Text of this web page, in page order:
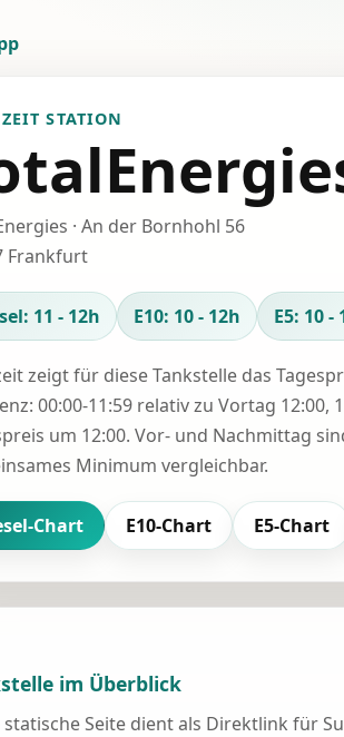
STATION
· An der Bornhohl 56
Frankfurt
11 - 12h E10: 10 - 12h E5: 10 -
zeigt für diese Tankstelle das
00:00-11:59 relativ zu Vortag 12:00,
um 12:00. Vor- und Nachmittag
Minimum vergleichbar.
Chart E10-Chart E5-Chart
im Überblick
statische Seite dient als Direktlink für